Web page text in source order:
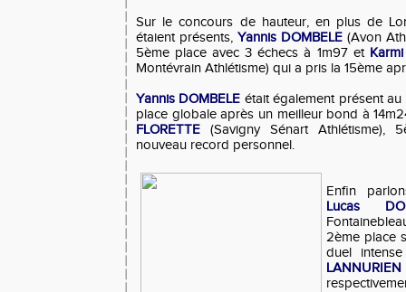
Sur le concours de hauteur, en plus de
étaient présents, Yannis DOMBELE (Avon
5ème place avec 3 échecs à 1m97 et
Montévrain Athlétisme) qui a pris la 15ème
Yannis DOMBELE était également présent
place globale après un meilleur bond à
FLORETTE (Savigny Sénart Athlétisme),
nouveau record personnel.
Enfin
Lucas
2ème place
duel
LANNURIEN